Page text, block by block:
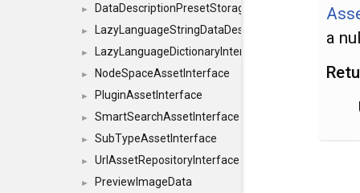
► DataDescriptionPresetStorageInterface
►
► LazyLanguageDictionaryInterface
► NodeSpaceAssetInterface
► PluginAssetInterface
► SmartSearchAssetInterface
► SubTypeAssetInterface
► UrlAssetRepositoryInterface
► PreviewImageData
a